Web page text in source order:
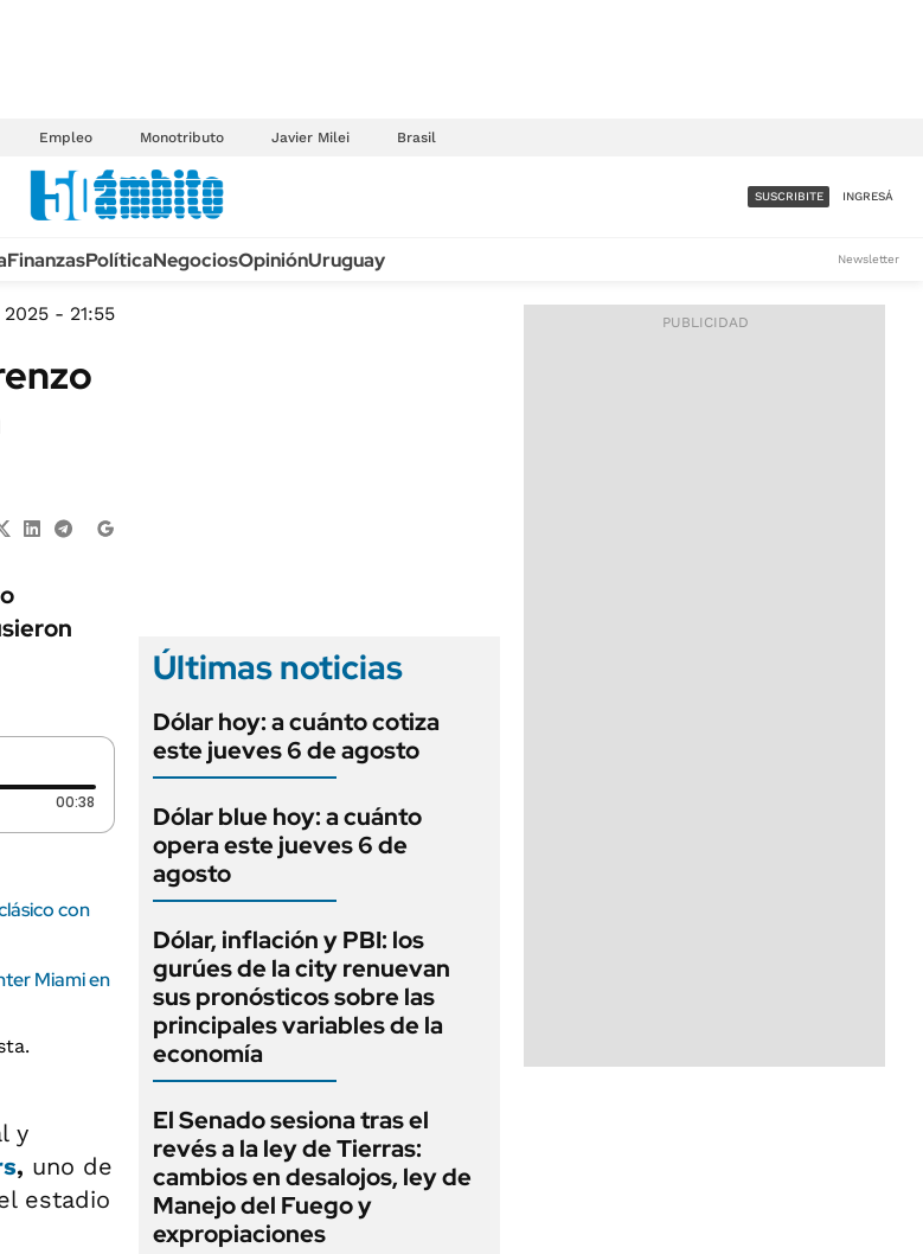
Empleo Monotributo Javier Milei Brasil
GENERAL
ACCESO FULL - $1.800/MES
SUSCRIBITE INGRESÁ
FinanzasPolíticaNegociosOpiniónUruguay Newsletter
- 21:55
00:38Duración: 38 segundos
con
Miami en
y
, uno de
estadio
Últimas noticias
Dólar hoy: a cuánto cotiza
este jueves 6 de agosto
Dólar blue hoy: a cuánto
opera este jueves 6 de
agosto
Dólar, inflación y PBI: los
gurúes de la city renuevan
sus pronósticos sobre las
principales variables de la
economía
El Senado sesiona tras el
revés a la ley de Tierras:
cambios en desalojos, ley de
Manejo del Fuego y
expropiaciones